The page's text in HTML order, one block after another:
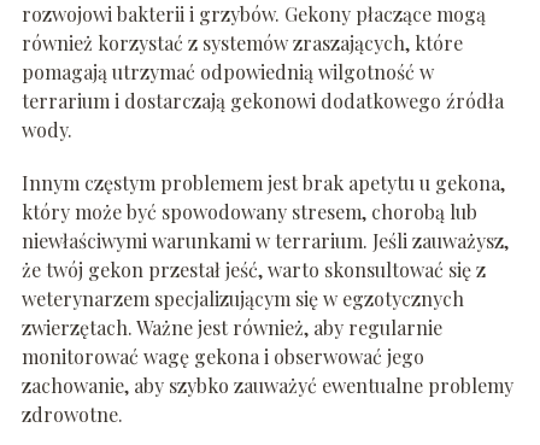
rozwojowi bakterii i grzybów. Gekony płaczące mogą
również korzystać z systemów zraszających, które
pomagają utrzymać odpowiednią wilgotność w
terrarium i dostarczają gekonowi dodatkowego źródła
wody.
Innym częstym problemem jest brak apetytu u gekona,
który może być spowodowany stresem, chorobą lub
niewłaściwymi warunkami w terrarium. Jeśli zauważysz,
że twój gekon przestał jeść, warto skonsultować się z
weterynarzem specjalizującym się w egzotycznych
zwierzętach. Ważne jest również, aby regularnie
monitorować wagę gekona i obserwować jego
zachowanie, aby szybko zauważyć ewentualne problemy
zdrowotne.